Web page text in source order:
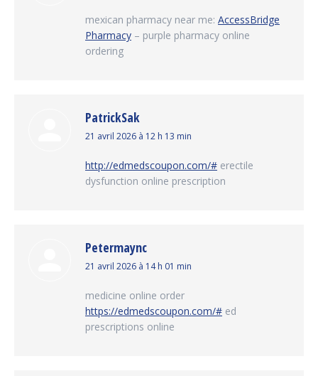
mexican pharmacy near me: AccessBridge
Pharmacy – purple pharmacy online
ordering
PatrickSak
dit
21 avril 2026 à 12 h 13 min
http://edmedscoupon.com/# erectile
dysfunction online prescription
Petermaync
dit
21 avril 2026 à 14 h 01 min
medicine online order
https://edmedscoupon.com/# ed
prescriptions online